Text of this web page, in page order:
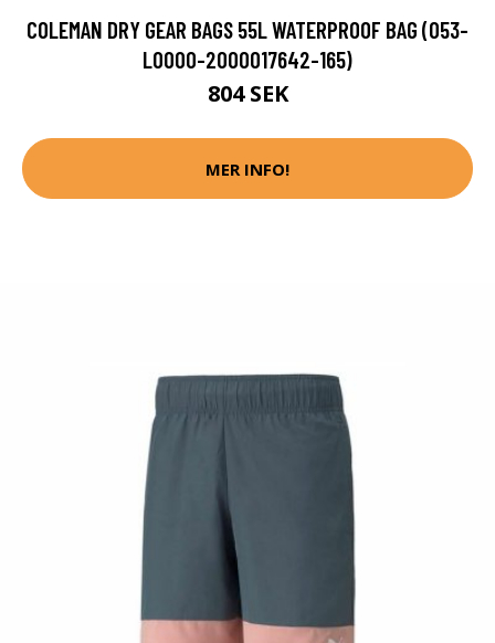
COLEMAN DRY GEAR BAGS 55L WATERPROOF BAG (053-
L0000-2000017642-165)
804 SEK
MER INFO!